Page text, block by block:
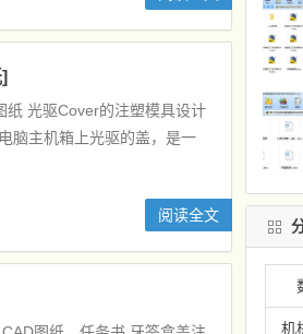
纸 光驱Cover的注塑模具设计
脑主机箱上光驱的盖，是一
阅读全文
机